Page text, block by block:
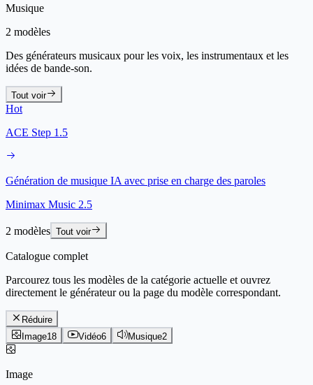
Musique
2 modèles
Des générateurs musicaux pour les voix, les instrumentaux et les
idées de bande-son.
Tout voir
Hot
ACE Step 1.5
Génération de musique IA avec prise en charge des paroles
Minimax Music 2.5
2 modèles Tout voir
Catalogue complet
Parcourez tous les modèles de la catégorie actuelle et ouvrez
directement le générateur ou la page du modèle correspondant.
Réduire
Image18 Vidéo6 Musique2
Image